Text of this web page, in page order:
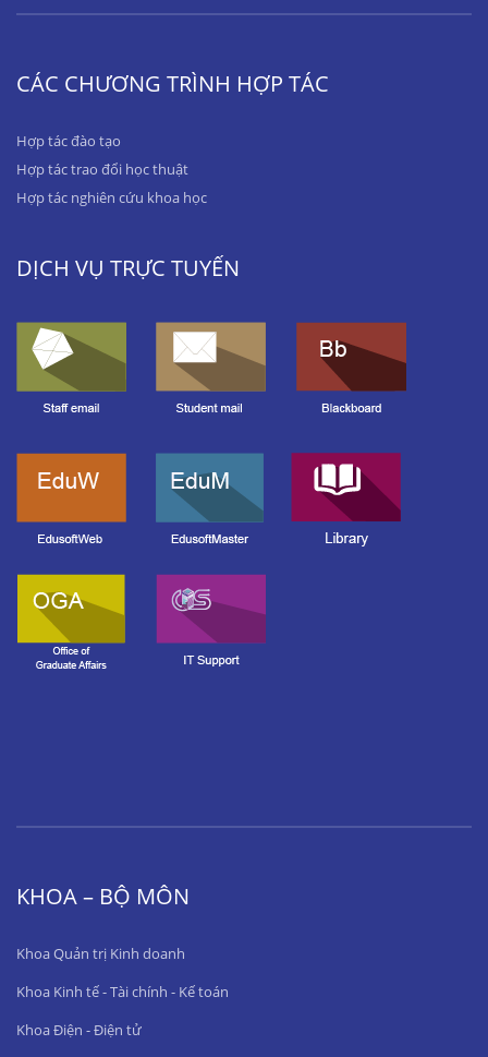
CÁC CHƯƠNG TRÌNH HỢP TÁC
Hợp tác đào tạo
Hợp tác trao đổi học thuật
Hợp tác nghiên cứu khoa học
DỊCH VỤ TRỰC TUYẾN
KHOA – BỘ MÔN
Khoa Quản trị Kinh doanh
Khoa Kinh tế - Tài chính - Kế toán
Khoa Điện - Điện tử